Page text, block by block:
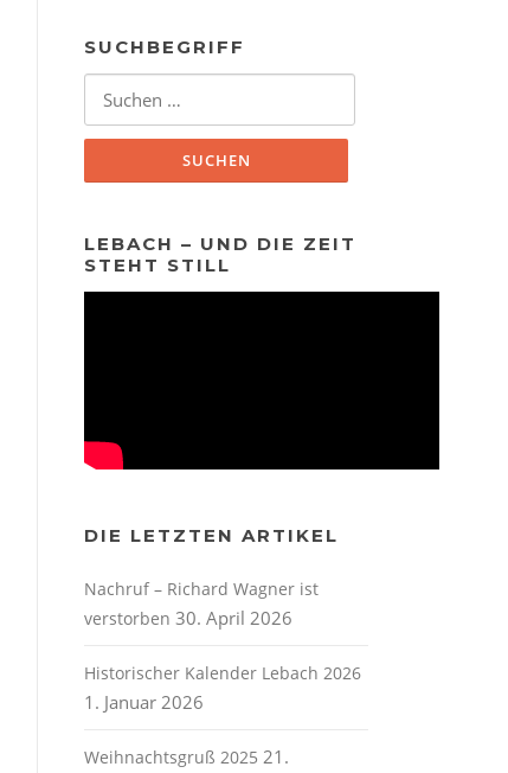
SUCHBEGRIFF
Suchen
LEBACH – UND DIE ZEIT
STEHT STILL
DIE LETZTEN ARTIKEL
Nachruf – Richard Wagner ist
verstorben 30. April 2026
Historischer Kalender Lebach 2026
1. Januar 2026
Weihnachtsgruß 2025 21.